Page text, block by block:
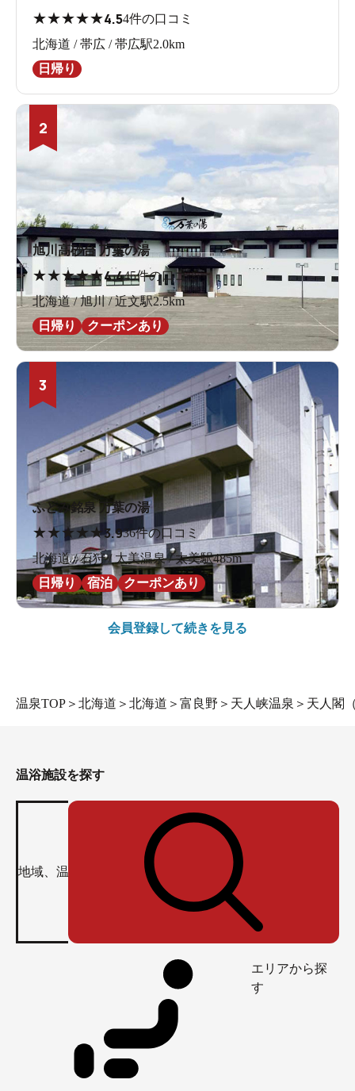
★★★★★4.54件の口コミ
北海道 / 帯広 / 帯広駅2.0km
日帰り
2
旭川高砂台 万葉の湯
★★★★★4.445件の口コミ
北海道 / 旭川 / 近文駅2.5km
日帰り
クーポンあり
3
ふとみ銘泉 万葉の湯
★★★★ ★3.936件の口コミ
北海道 / 石狩 / 太美温泉 / 太美駅485m
日帰り
宿泊 クーポンあり
会員登録して続きを見る
温泉TOP ＞ 北海道 ＞ 北海道 ＞ 富良野 ＞ 天人峡温泉 ＞ 天人閣
温浴施設を探す
エリアから探
す